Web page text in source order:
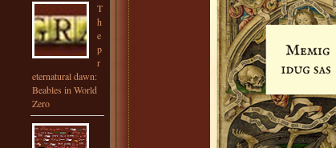
T
h
e
p
r
eternatural dawn:
Beables in World
Zero